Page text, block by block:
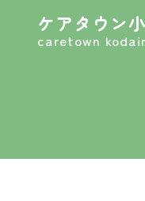
ケアタウン
caretown